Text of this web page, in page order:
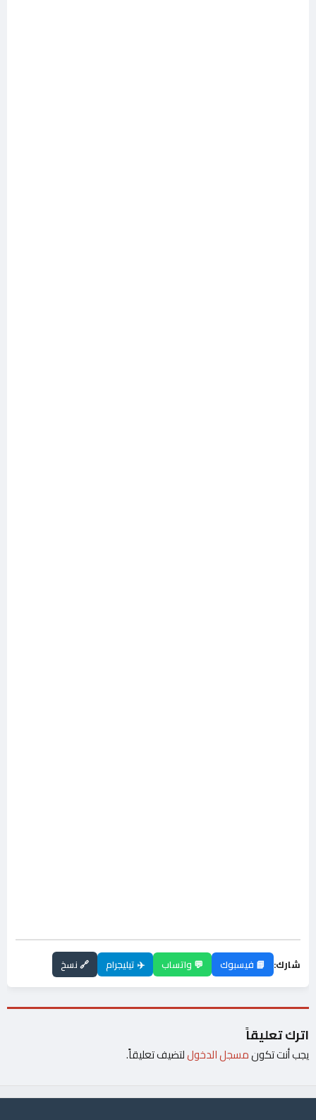
شارك: 📘 فيسبوك 💬 واتساب ✈️ تيليجرام 🔗 نسخ
اترك تعليقاً
يجب أنت تكونمسجل الدخوللتضيف تعليقاً.